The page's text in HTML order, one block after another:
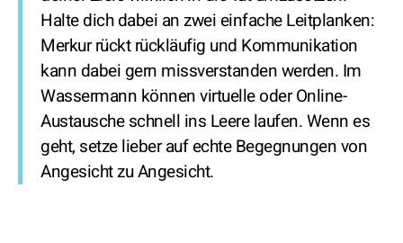
Halte dich dabei an zwei einfache Leitplanken:
Merkur rückt rückläufig und Kommunikation
kann dabei gern missverstanden werden. Im
Wassermann können virtuelle oder Online-
Austausche schnell ins Leere laufen. Wenn es
geht, setze lieber auf echte Begegnungen von
Angesicht zu Angesicht.